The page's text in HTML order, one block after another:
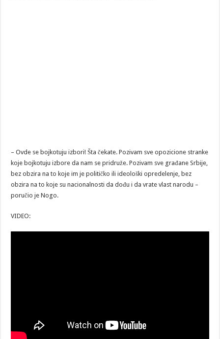
– Ovde se bojkotuju izbori! Šta čekate. Pozivam sve opozicione stranke
koje bojkotuju izbore da nam se pridruže. Pozivam sve građane Srbije,
bez obzira na to koje im je političko ili ideološki opredelenje, bez
obzira na to koje su nacionalnosti da dođu i da vrate vlast narodu –
poručio je Nogo.
VIDEO: